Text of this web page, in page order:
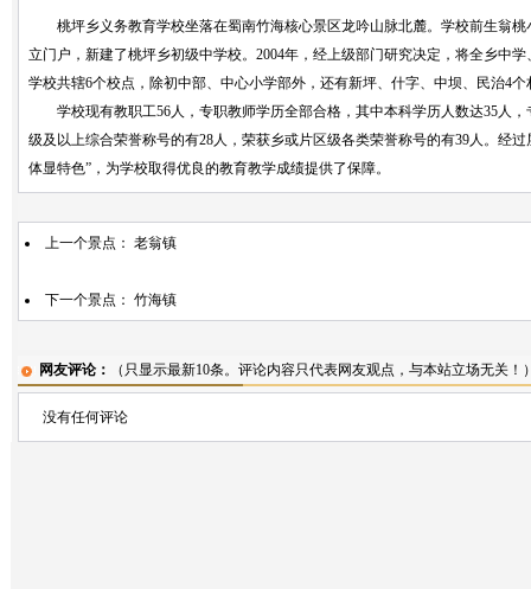
桃坪乡义务教育学校坐落在蜀南竹海核心景区龙吟山脉北麓。学校前生翁桃
立门户，新建了桃坪乡初级中学校。2004年，经上级部门研究决定，将全乡中
学校共辖6个校点，除初中部、中心小学部外，还有新坪、什字、中坝、民治4
学校现有教职工56人，专职教师学历全部合格，其中本科学历人数达35人，
级及以上综合荣誉称号的有28人，荣获乡或片区级各类荣誉称号的有39人。经
体显特色”，为学校取得优良的教育教学成绩提供了保障。
上一个景点： 老翁镇
下一个景点： 竹海镇
网友评论： （只显示最新10条。评论内容只代表网友观点，与本站立场无关！
没有任何评论